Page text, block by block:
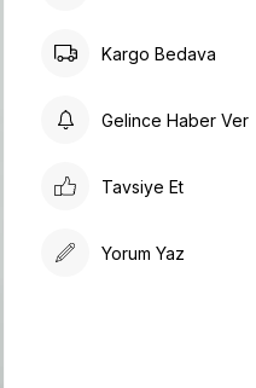
Kargo Bedava
Gelince Haber Ver
Tavsiye Et
Yorum Yaz